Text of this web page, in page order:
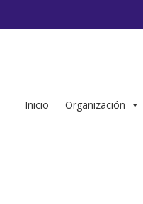
Inicio Organización